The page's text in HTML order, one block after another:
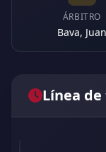
ÁRBITRO
Bava, Juan
Línea